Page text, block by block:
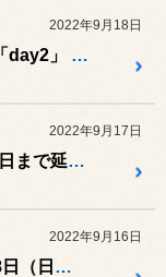
2022年9月18日
BBS展示ブースイベント 「day2」 絶賛開催中です。
2022年9月17日
2022年9月19日(月) 敬老の日まで延長 !! BBS展示ブースイベント開催中です ♪
2022年9月16日
2022年9月17日（土）＆18日（日）は「BBS展示ブース」＆「BBS JAPANの担当さん」が登場します ♪